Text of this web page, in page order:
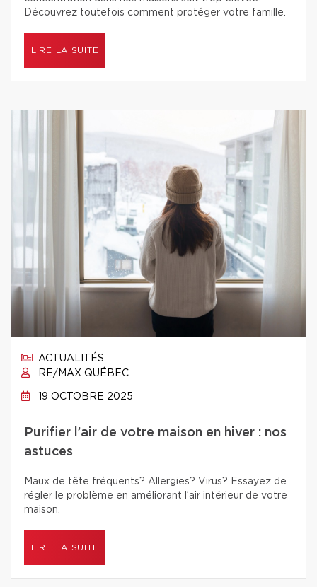
Découvrez toutefois comment protéger votre famille.
LIRE LA SUITE
ACTUALITÉS
RE/MAX QUÉBEC
19 OCTOBRE 2025
Purifier l’air de votre maison en hiver : nos
astuces
Maux de tête fréquents? Allergies? Virus? Essayez de
régler le problème en améliorant l’air intérieur de votre
maison.
LIRE LA SUITE